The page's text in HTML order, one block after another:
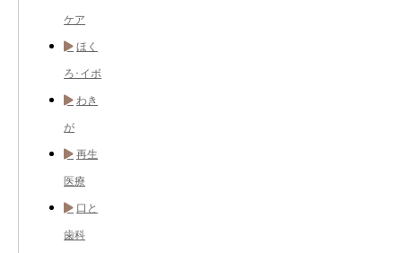
ケア
ほく
ろ･イボ
わき
が
再生
医療
口と
歯科